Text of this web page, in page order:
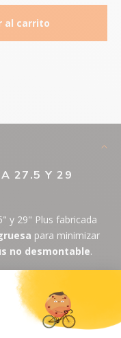
al carrito
27.5 Y 29
y 29" Plus fabricada
para minimizar
no desmontable.
de apriete en la
válvula se mueva
el riesgo
en la zona